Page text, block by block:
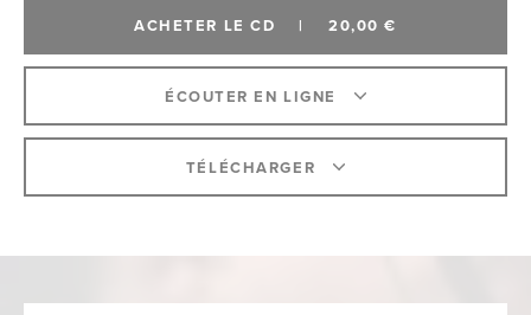
ACHETER LE CD | 20,00 €
ÉCOUTER EN LIGNE
TÉLÉCHARGER